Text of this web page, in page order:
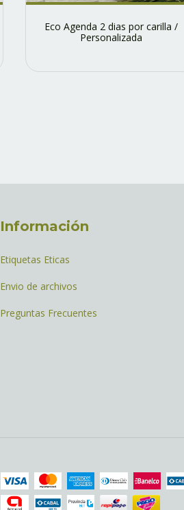
Eco Agenda 2 dias por carilla /
Personalizada
Información
Etiquetas Eticas
Envio de archivos
Preguntas Frecuentes